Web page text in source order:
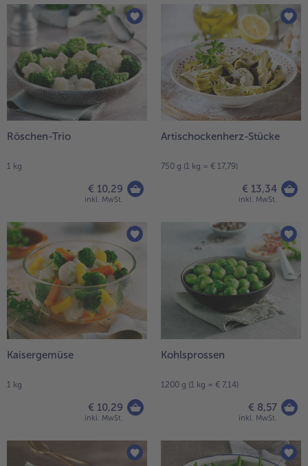
Röschen-Trio
1 kg
€ 10,29
inkl. MwSt.
Artischockenherz-Stücke
750 g (1 kg = € 17,79)
€ 13,34
inkl. MwSt.
Kaisergemüse
1 kg
€ 10,29
inkl. MwSt.
Kohlsprossen
1200 g (1 kg = € 7,14)
€ 8,57
inkl. MwSt.